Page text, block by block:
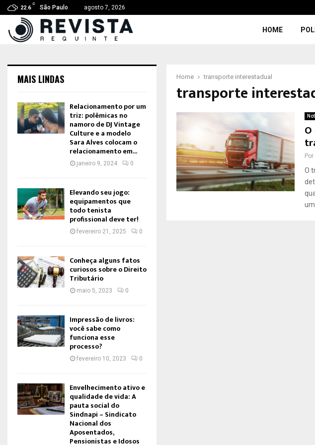
22.6
C
São Paulo agosto 7, 2026
HOME
Home transporte interestadual
transporte
Por
O
MAIS LINDAS
Relacionamento por um
triz: polêmicas no
namoro de DJ Vintage
Culture e a modelo
Sara Alves colocam o
relacionamento em...
janeiro 9, 2024 0
Elevando seu jogo:
equipamentos que
todo tenista
profissional deve ter!
fevereiro 21, 2025 0
Conheça alguns fatos
curiosos sobre o Direito
Tributário
maio 5, 2023 0
Impressão de livros:
você sabe como
funciona esse
processo?
fevereiro 10, 2023 0
Envelhecimento ativo e
qualidade de vida: A
pauta social do
Sindnapi – Sindicato
Nacional dos
Aposentados,
Pensionistas e Idosos